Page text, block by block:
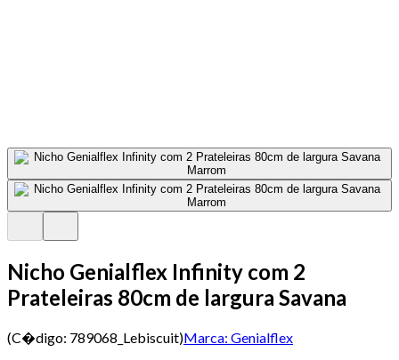
Nicho Genialflex Infinity com 2
Prateleiras 80cm de largura Savana
(C�digo: 789068_Lebiscuit)Marca: Genialflex